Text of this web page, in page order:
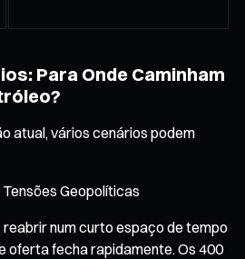
Para Onde Caminham
atual, vários cenários podem
Geopolíticas
num curto espaço de tempo
oferta fecha rapidamente. Os 400